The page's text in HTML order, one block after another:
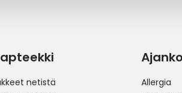
netistä
Allergia